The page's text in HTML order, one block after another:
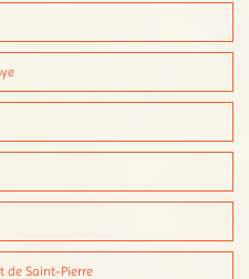
de Saint-Pierre